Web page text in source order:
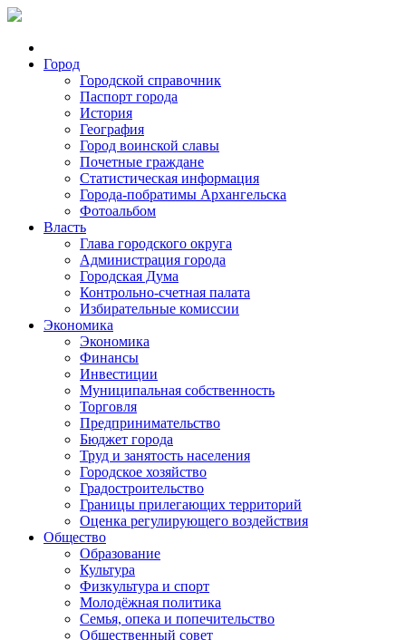
Город
Городской справочник
Паспорт города
История
География
Город воинской славы
Почетные граждане
Статистическая информация
Города-побратимы Архангельска
Фотоальбом
Власть
Глава городского округа
Администрация города
Городская Дума
Контрольно-счетная палата
Избирательные комиссии
Экономика
Экономика
Финансы
Инвестиции
Муниципальная собственность
Торговля
Предпринимательство
Бюджет города
Труд и занятость населения
Городское хозяйство
Градостроительство
Границы прилегающих территорий
Оценка регулирующего воздействия
Общество
Образование
Культура
Физкультура и спорт
Молодёжная политика
Семья, опека и попечительство
Общественный совет